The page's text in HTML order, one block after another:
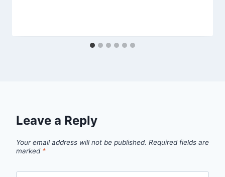
Leave a Reply
Your email address will not be published. Required fields are
marked *